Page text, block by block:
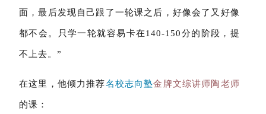
面，最后发现自己跟了一轮课之后，好像会了又好像
都不会。只学一轮就容易卡在140-150分的阶段，提
不上去。”
在这里，他倾力推荐名校志向塾金牌文综讲师陶老师
的课：